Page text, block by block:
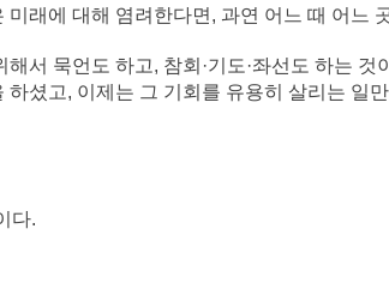
래에 대해 염려한다면, 과연 어느 때 어느
서 묵언도 하고, 참회·기도·좌선도 하는
셨고, 이제는 그 기회를 유용히 살리는 일
다.